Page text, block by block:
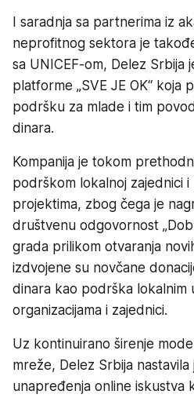
I saradnja sa partnerima iz
neprofitnog sektora je
sa UNICEF-om, Delez Srbija
platforme „SVE JE OK“ koja
podršku za mlade i tim
dinara.
Kompanija je tokom
podrškom lokalnoj zajednici i
projektima, zbog čega je
društvenu odgovornost
grada prilikom otvaranja
izdvojene su novčane
dinara kao podrška lokalnim
organizacijama i zajednici.
Uz kontinuirano širenje
mreže, Delez Srbija
unapređenja online iskustva